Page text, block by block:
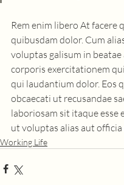
Rem enim libero At facere
quibusdam dolor. Cum
voluptas galisum in
corporis exercitationem
qui laudantium dolor. Eos
obcaecati ut recusandae
laboriosam sit itaque esse
ut voluptas alias aut officia
Working Life